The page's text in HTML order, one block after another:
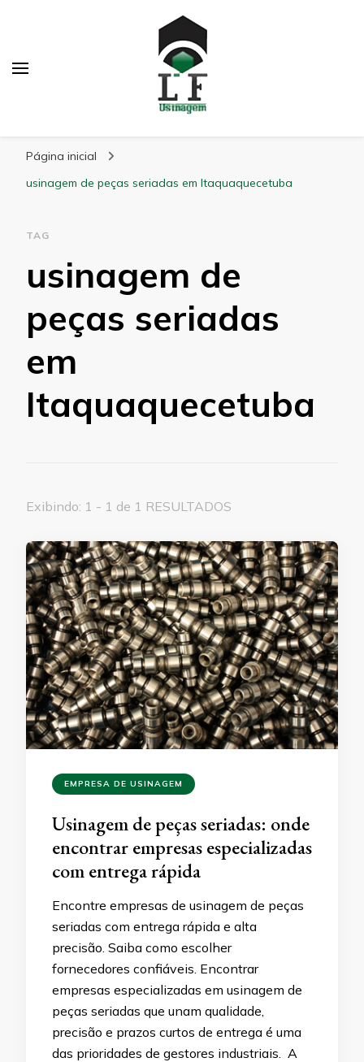
Página inicial
usinagem de peças seriadas em Itaquaquecetuba
TAG
usinagem de
peças seriadas
em
Itaquaquecetuba
Exibindo: 1 - 1 de 1 RESULTADOS
EMPRESA DE USINAGEM
Usinagem de peças seriadas: onde
encontrar empresas especializadas
com entrega rápida
Encontre empresas de usinagem de peças
seriadas com entrega rápida e alta
precisão. Saiba como escolher
fornecedores confiáveis. Encontrar
empresas especializadas em usinagem de
peças seriadas que unam qualidade,
precisão e prazos curtos de entrega é uma
das prioridades de gestores industriais. A